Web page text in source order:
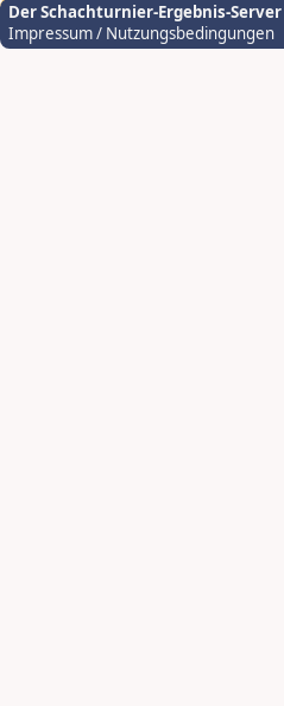
Der Schachturnier-Ergebnis-Server
Impressum / Nutzungsbedingungen